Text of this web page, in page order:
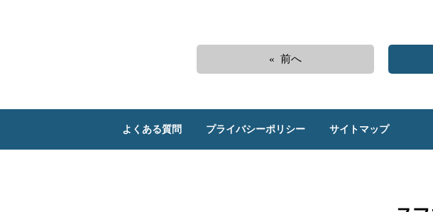
« 前へ
よくある質問 プライバシーポリシー サイトマップ